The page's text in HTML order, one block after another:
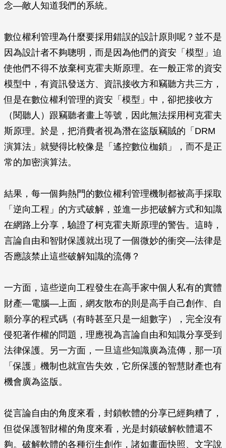
念—敵人知道我們的系統。
數位權利管理為什麼要採用錯誤的設計原則呢？並不是
因為設計者不夠聰明，而是因為他們的資安「模型」迫
使他們不得不放棄柯克霍夫斯原理。在一般正常的資安
模型中，有資訊發送方、資訊接收方和竊聽方共三方，
但是在數位權利管理的資安「模型」中，卻把接收方
（閱聽人）跟竊聽者畫上等號，因此無法採用柯克霍夫
斯原理。於是，把消費者視為潛在盜版竊賊的「DRM
演算法」就變得比較像是「遙控數位枷鎖」，而不是正
常的加密演算法。
結果，每一個夠熱門的數位權利管理機制都被高手採取
「逆向工程」的方式破解，並進一步把破解方式和知識
在網路上分享，驗證了柯克霍夫斯原理的警告。這時，
言論自由和智財保護就出現了一個微妙的衝突—法律是
否應該禁止這些破解知識的流傳？
一方面，這些逆向工程發生在高手家中個人私有的實體
財產—電腦—上面，網友散布的則是高手自己創作、自
願分享的程式碼（有時甚至只是一組數字），完全沒有
侵犯著作權的問題，理應視為言論自由和知識分享受到
法律保護。另一方面，一旦這些知識廣為流傳，那一項
「保護」機制也就宣告失效，它所保護的智慧財產也有
機會廣為盜版。
從言論自由的角度來看，封鎖軟體的分享已經夠糟了，
但從保護智財權的角度來看，光是封鎖破解軟體還不
夠。破解軟體的各種衍生創作，諸如畫面快照、文字說